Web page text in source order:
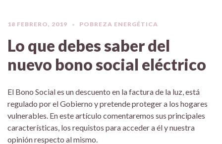
18 FEBRERO, 2019 POBREZA ENERGÉTICA
Lo que debes saber del
nuevo bono social eléctrico
El Bono Social es un descuento en la factura de la luz, está
regulado por el Gobierno y pretende proteger a los hogares
vulnerables. En este artículo comentaremos sus principales
características, los requistos para acceder a él y nuestra
opinión respecto al mismo.